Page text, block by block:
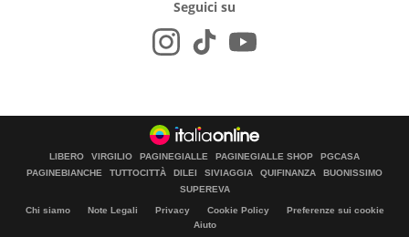
Seguici su
LIBERO VIRGILIO PAGINEGIALLE PAGINEGIALLE SHOP
PGCASA
PAGINEBIANCHE
TUTTOCITTÀ DILEI SIVIAGGIA QUIFINANZA
BUONISSIMO
SUPEREVA
Chi siamo Note Legali Privacy Cookie Policy
Preferenze sui cookie
Aiuto